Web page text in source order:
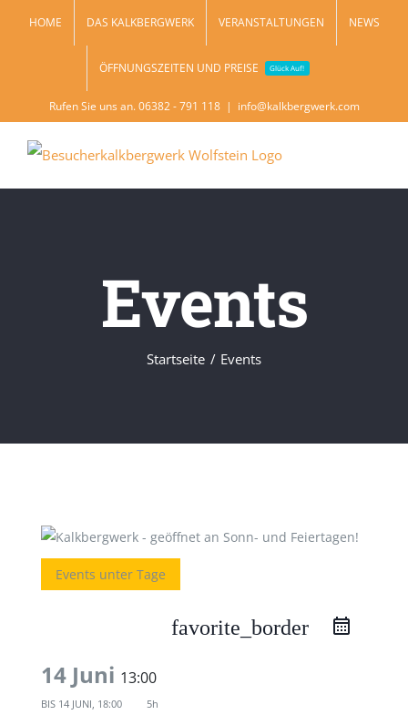
HOME DAS KALKBERGWERK VERANSTALTUNGEN NEWS
ÖFFNUNGSZEITEN UND PREISE Glück Auf!
Rufen Sie uns an. 06382 - 791 118 | info@kalkbergwerk.com
Events
Startseite Events
Events unter Tage
favorite_border
14 Juni 13:00
BIS 14 JUNI, 18:00 5h